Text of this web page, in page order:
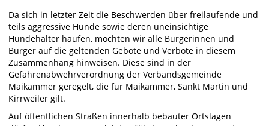
Da sich in letzter Zeit die Beschwerden über freilaufende und
teils aggressive Hunde sowie deren uneinsichtige
Hundehalter häufen, möchten wir alle Bürgerinnen und
Bürger auf die geltenden Gebote und Verbote in diesem
Zusammenhang hinweisen. Diese sind in der
Gefahrenabwehrverordnung der Verbandsgemeinde
Maikammer geregelt, die für Maikammer, Sankt Martin und
Kirrweiler gilt.
Auf öffentlichen Straßen innerhalb bebauter Ortslagen